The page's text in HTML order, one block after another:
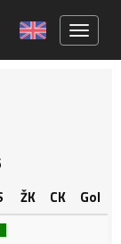
ŽK CK
Gol